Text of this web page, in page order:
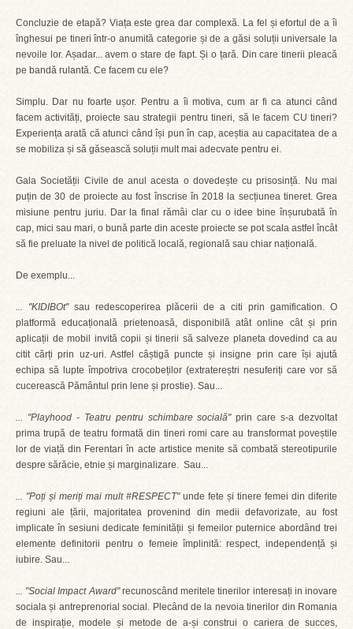
Concluzie de etapă? Viața este grea dar complexă. La fel și efortul de a îi
înghesui pe tineri într-o anumită categorie și de a găsi soluții universale la
nevoile lor. Așadar... avem o stare de fapt. Și o țară. Din care tinerii pleacă
pe bandă rulantă. Ce facem cu ele?
Simplu. Dar nu foarte ușor. Pentru a îi motiva, cum ar fi ca atunci când
facem activități, proiecte sau strategii pentru tineri, să le facem CU tineri?
Experiența arată că atunci când își pun în cap, aceștia au capacitatea de a
se mobiliza și să găsească soluții mult mai adecvate pentru ei.
Gala Societății Civile de anul acesta o dovedește cu prisosință. Nu mai
puțin de 30 de proiecte au fost înscrise în 2018 la secțiunea tineret. Grea
misiune pentru juriu. Dar la final rămâi clar cu o idee bine înșurubată în
cap, mici sau mari, o bună parte din aceste proiecte se pot scala astfel încât
să fie preluate la nivel de politică locală, regională sau chiar națională.
De exemplu...
... "KIDIBOt"sau redescoperirea plăcerii de a citi prin gamification. O
platformă educațională prietenoasă, disponibilă atât online cât și prin
aplicații de mobil invită copii și tinerii să salveze planeta dovedind ca au
citit cărți prin uz-uri. Astfel câștigă puncte și insigne prin care își ajută
echipa să lupte împotriva crocobeților (extratereștri nesuferiți care vor să
cucerească Pământul prin lene și prostie). Sau...
... "Playhood - Teatru pentru schimbare socială"prin care s-a dezvoltat
prima trupă de teatru formată din tineri romi care au transformat poveștile
lor de viață din Ferentari în acte artistice menite să combată stereotipurile
despre sărăcie, etnie și marginalizare. Sau...
... "Poți și meriți mai mult #RESPECT"unde fete și tinere femei din diferite
regiuni ale țării, majoritatea provenind din medii defavorizate, au fost
implicate în sesiuni dedicate feminității și femeilor puternice abordând trei
elemente definitorii pentru o femeie împlinită: respect, independență și
iubire. Sau...
... "Social Impact Award"recunoscând meritele tinerilor interesați in inovare
sociala și antreprenorial social. Plecând de la nevoia tinerilor din Romania
de inspirație, modele și metode de a-și construi o cariera de succes,